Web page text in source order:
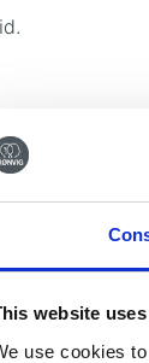
website
use cookies
sich